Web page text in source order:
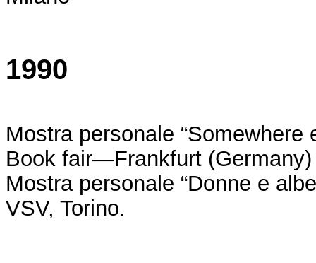
1990
Mostra personale
Book fair—Frankfurt (Germany)
Mostra personale “Donne e
VSV, Torino.